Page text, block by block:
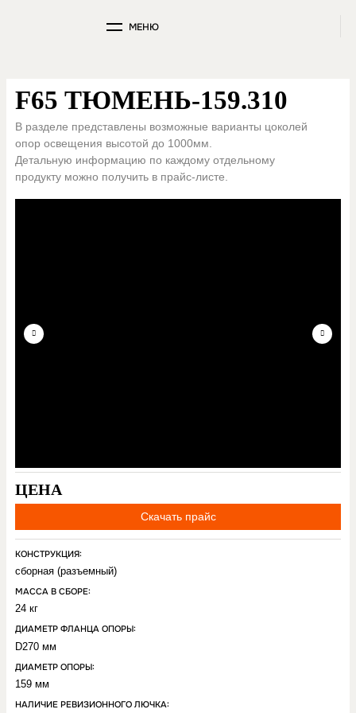
МЕНЮ
F65 ТЮМЕНЬ-159.310
В разделе представлены возможные варианты цоколей
опор освещения высотой до 1000мм.
Детальную информацию по каждому отдельному
продукту можно получить в прайс-листе.
ЦЕНА
Скачать прайс
КОНСТРУКЦИЯ:
сборная (разъемный)
МАССА В СБОРЕ:
24 кг
ДИАМЕТР ФЛАНЦА ОПОРЫ:
D270 мм
ДИАМЕТР ОПОРЫ:
159 мм
НАЛИЧИЕ РЕВИЗИОННОГО ЛЮЧКА: